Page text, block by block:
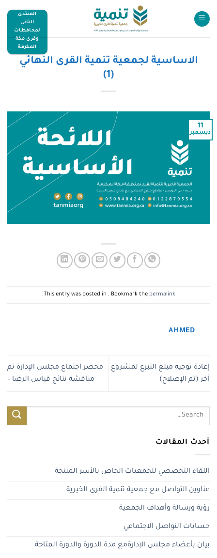
المنتدى
الثاني
لمحافظات
وقرى مكة
المكرمة
الاساسية لجمعية تنمية القرى النهائي
(1)
11
ديسمبر
This entry was posted in . Bookmark the permalink
.
AHMED
إعادة توجيه مبلغ التبرع لمشروع
آخر (تم الإصلاح)
محضر اجتماع مجلس الإدارة تم
مناقشة نتائج قياس الرضا –
أحدث المقالات
اللقاء التخصصي للجمعيات الخاص بالأسر المنتجة
عناوين التواصل مع جمعية تنمية القرى الخيرية
رؤية ورسالة وأهداف الجمعية
حسابات التواصل الاجتماعي
بيان بأعضاء مجلس الإدارةمع مدة الدورة والدورة المتاحة